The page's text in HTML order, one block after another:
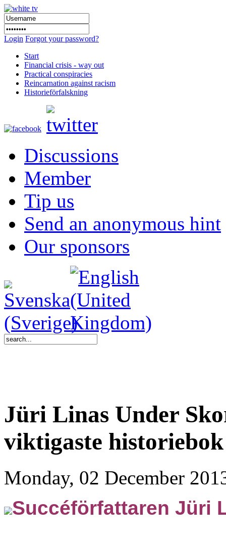
Login Forgot your password?
Start
Financial crisis - way out
Practical conspiracies
Reincarnation against racism
Historieförfalskning
Discussions
Member
Tip us
Send an anonymous hint
Our sponsors
Jüri Linas Under
viktigaste historiebok
Monday, 02 December
Succéförfattaren Jüri